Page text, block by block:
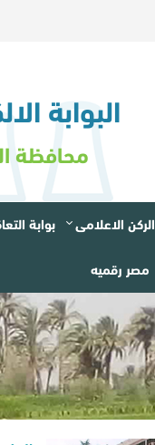
البوابة
محافظة
الركن الاعلامى بوابة
مصر رقميه